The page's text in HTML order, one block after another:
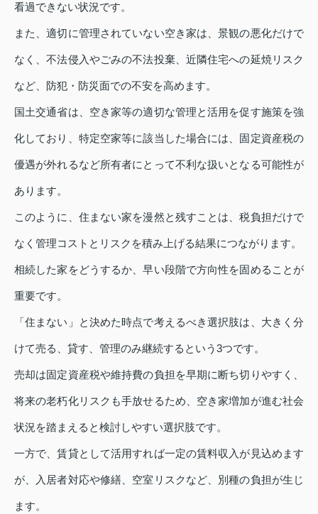
看過できない状況です。
また、適切に管理されていない空き家は、景観の悪化だけで
なく、不法侵入やごみの不法投棄、近隣住宅への延焼リスク
など、防犯・防災面での不安を高めます。
国土交通省は、空き家等の適切な管理と活用を促す施策を強
化しており、特定空家等に該当した場合には、固定資産税の
優遇が外れるなど所有者にとって不利な扱いとなる可能性が
あります。
このように、住まない家を漫然と残すことは、税負担だけで
なく管理コストとリスクを積み上げる結果につながります。
相続した家をどうするか、早い段階で方向性を固めることが
重要です。
「住まない」と決めた時点で考えるべき選択肢は、大きく分
けて売る、貸す、管理のみ継続するという3つです。
売却は固定資産税や維持費の負担を早期に断ち切りやすく、
将来の老朽化リスクも手放せるため、空き家増加が進む社会
状況を踏まえると検討しやすい選択肢です。
一方で、賃貸として活用すれば一定の賃料収入が見込めます
が、入居者対応や修繕、空室リスクなど、別種の負担が生じ
ます。